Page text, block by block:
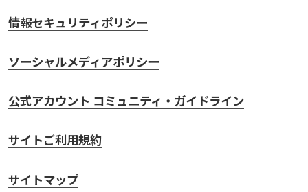
情報セキュリティポリシー
ソーシャルメディアポリシー
公式アカウント コミュニティ・ガイドライン
サイトご利用規約
サイトマップ